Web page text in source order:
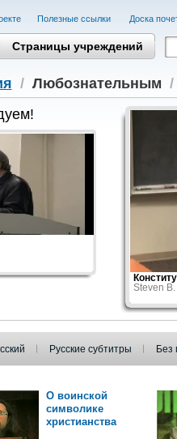
Полезные cсылки Доска
Страницы учреждений
/ Любознательным /
Steven
Русские субтитры Без
О воинской
символике
христианства